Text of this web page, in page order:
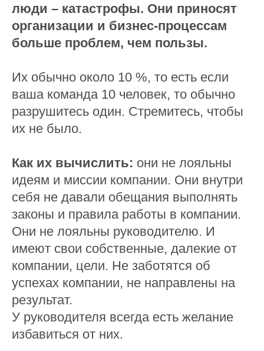
люди – катастрофы. Они приносят
организации и бизнес-процессам
больше проблем, чем пользы.
Их обычно около 10 %, то есть если
ваша команда 10 человек, то обычно
разрушитесь один. Стремитесь, чтобы
их не было.
Как их вычислить: они не лояльны
идеям и миссии компании. Они внутри
себя не давали обещания выполнять
законы и правила работы в компании.
Они не лояльны руководителю. И
имеют свои собственные, далекие от
компании, цели. Не заботятся об
успехах компании, не направлены на
результат.
У руководителя всегда есть желание
избавиться от них.